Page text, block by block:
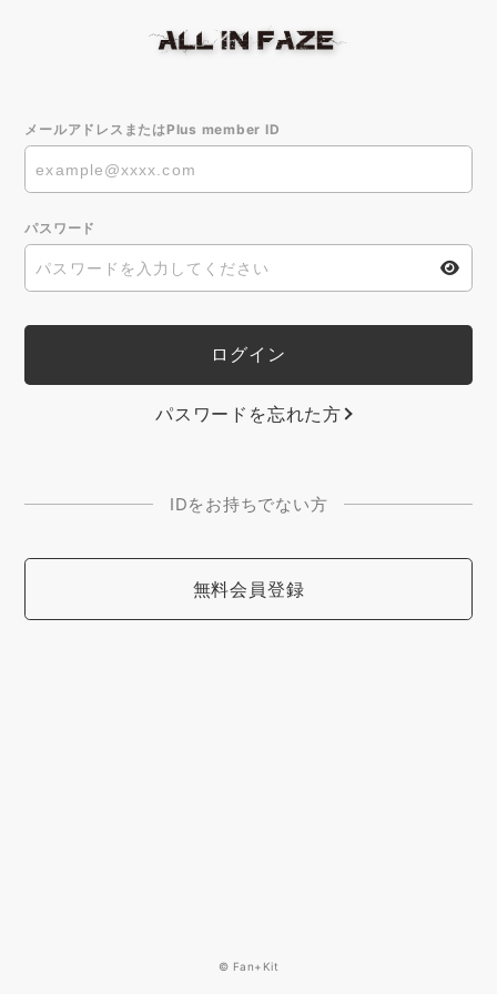
メールアドレスまたはPlus member ID
パスワード
パスワードを忘れた方
IDをお持ちでない方
無料会員登録
© Fan+Kit